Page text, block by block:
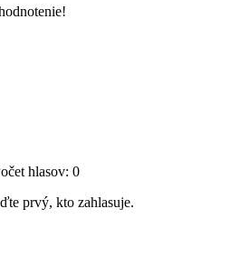
hlasov: 0
prvý, kto zahlasuje.